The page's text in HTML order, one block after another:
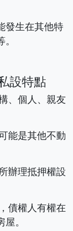
發生在其他特
設特點
、個人、親友
能是其他不動
辦理抵押權設
債權人有權在
。